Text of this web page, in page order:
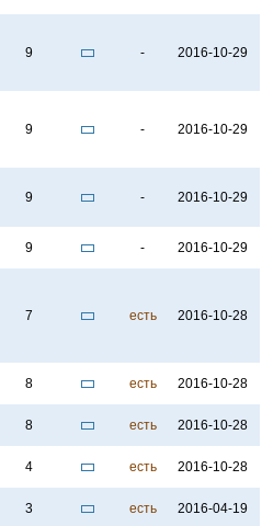
9 - 2016-10-29
9 - 2016-10-29
9 - 2016-10-29
9 - 2016-10-29
7 есть 2016-10-28
8 есть 2016-10-28
8 есть 2016-10-28
4 есть 2016-10-28
3 есть 2016-04-19